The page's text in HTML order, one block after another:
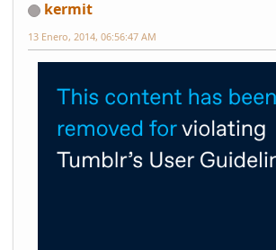
kermit
13 Enero, 2014, 06:56:47 AM